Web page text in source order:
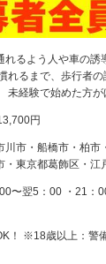
れるよう人や車の誘
れるまで、歩行者
未経験で始めた方
円
川市・船橋市・柏市
・東京都葛飾区・江
〜翌5：00 ・21：
！ ※18歳以上：警